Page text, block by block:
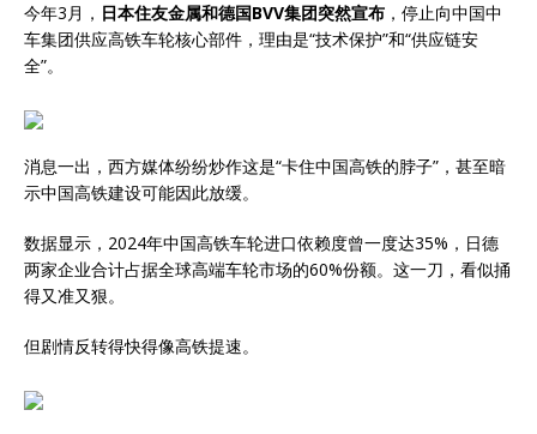
今年3月， 日本住友金属和德国BVV集团突然宣布 ，停止向中国中
车集团供应高铁车轮核心部件，理由是“技术保护”和“供应链安
全”。
消息一出，西方媒体纷纷炒作这是“卡住中国高铁的脖子”，甚至暗
示中国高铁建设可能因此放缓。
数据显示，2024年中国高铁车轮进口依赖度曾一度达35%，日德
两家企业合计占据全球高端车轮市场的60%份额。这一刀，看似捅
得又准又狠。
但剧情反转得快得像高铁提速。